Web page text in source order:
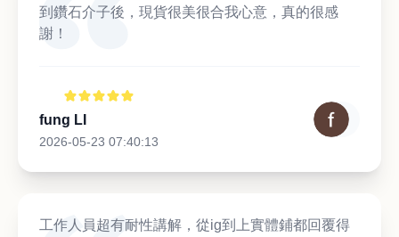
到鑽石介子後，現貨很美很合我心意，真的很感
謝！
fung LI
2026-05-23 07:40:13
工作人員超有耐性講解，從ig到上實體鋪都回覆得